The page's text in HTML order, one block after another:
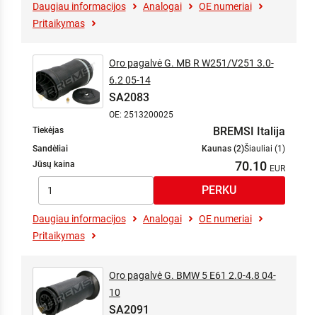
Daugiau informacijos Analogai
OE numeriai
Pritaikymas
Oro pagalvė G. MB R W251/V251 3.0-
6.2 05-14
SA2083
OE: 2513200025
Tiekėjas
BREMSI Italija
Sandėliai Kaunas (2)Šiauliai (1)
Jūsų kaina
70.10
Daugiau informacijos Analogai
OE numeriai
Pritaikymas
Oro pagalvė G. BMW 5 E61 2.0-4.8 04-
10
SA2091